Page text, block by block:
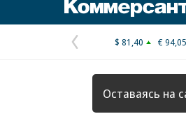
Предыдущая
страница
$ 81,40 € 94,05
Оставаясь на